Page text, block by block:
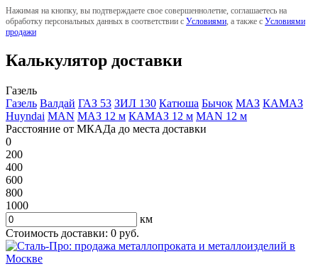
Нажимая на кнопку, вы подтверждаете свое совершеннолетие, соглашаетесь на
обработку персональных данных в соответствии с Условиями , а также с Условиями
продажи
Калькулятор доставки
Газель
Газель Валдай ГАЗ 53 ЗИЛ 130 Катюша Бычок МАЗ КАМАЗ
Huyndai MAN МАЗ 12 м КАМАЗ 12 м MAN 12 м
Расстояние от МКАДа до места доставки
0
200
400
600
800
1000
км
Стоимость доставки: 0 руб.